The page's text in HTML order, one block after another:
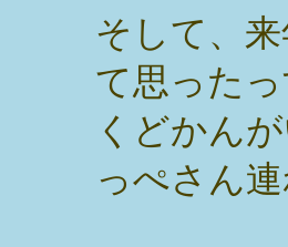
そして、
て思ったっ
くどかん
っぺさん